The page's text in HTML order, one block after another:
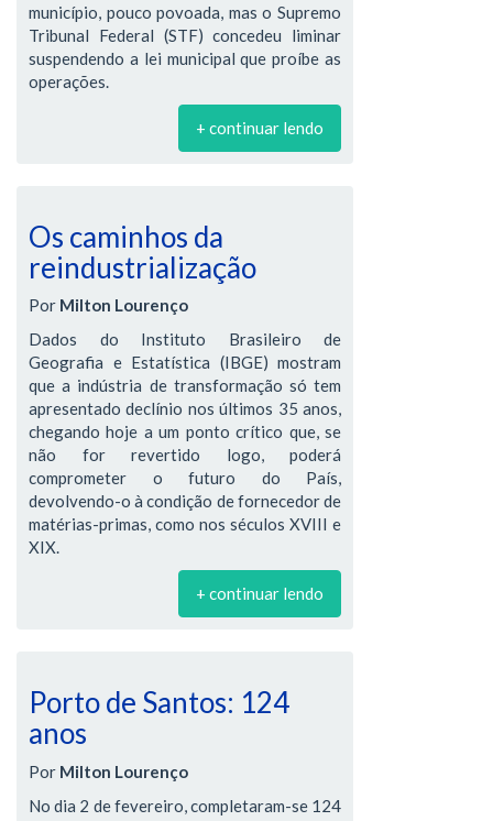
município, pouco povoada, mas o Supremo
Tribunal Federal (STF) concedeu liminar
suspendendo a lei municipal que proíbe as
operações.
+ continuar lendo
Os caminhos da
reindustrialização
Por Milton Lourenço
Dados do Instituto Brasileiro de
Geografia e Estatística (IBGE) mostram
que a indústria de transformação só tem
apresentado declínio nos últimos 35 anos,
chegando hoje a um ponto crítico que, se
não for revertido logo, poderá
comprometer o futuro do País,
devolvendo-o à condição de fornecedor de
matérias-primas, como nos séculos XVIII e
XIX.
+ continuar lendo
Porto de Santos: 124
anos
Por Milton Lourenço
No dia 2 de fevereiro, completaram-se 124